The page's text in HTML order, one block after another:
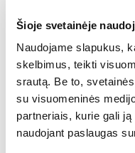
Šioje svetainėje
Naudojame slapukus,
skelbimus, teikti
srautą. Be to,
su visuomeninės
partneriais, kurie gali
naudojant paslaugas
Šuns svoris: Dienos norma:
2,0 kg 50 g
2,5 kg 60 g
3,0 kg 70 g
3,5 kg 70 g
4,0 kg 80 g
4,5 kg 90 g